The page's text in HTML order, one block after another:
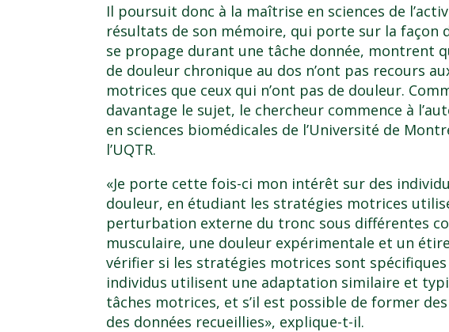
Il poursuit donc à la maîtrise en sciences de
résultats de son mémoire, qui porte sur la façon
se propage durant une tâche donnée, montrent
de douleur chronique au dos n’ont pas recours
motrices que ceux qui n’ont pas de douleur.
davantage le sujet, le chercheur commence à
en sciences biomédicales de l’Université de
l’UQTR.
«Je porte cette fois-ci mon intérêt sur des
douleur, en étudiant les stratégies motrices
perturbation externe du tronc sous différentes
musculaire, une douleur expérimentale et un
vérifier si les stratégies motrices sont spécifiques
individus utilisent une adaptation similaire et
tâches motrices, et s’il est possible de former
des données recueillies», explique-t-il.